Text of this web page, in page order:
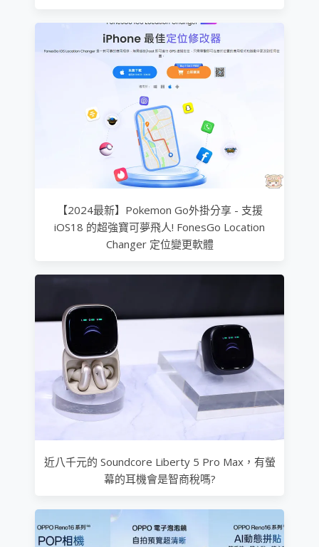
【2024最新】Pokemon Go外掛分享 - 支援
iOS18 的超強寶可夢飛人! FonesGo Location
Changer 定位變更軟體
近八千元的 Soundcore Liberty 5 Pro Max，有螢
幕的耳機會是智商稅嗎?